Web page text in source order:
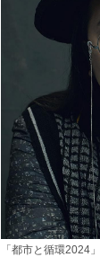
「都市と循環2024